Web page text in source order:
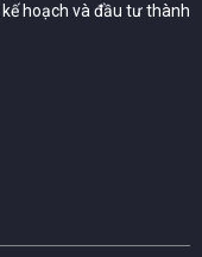
hoạch và đầu tư thành